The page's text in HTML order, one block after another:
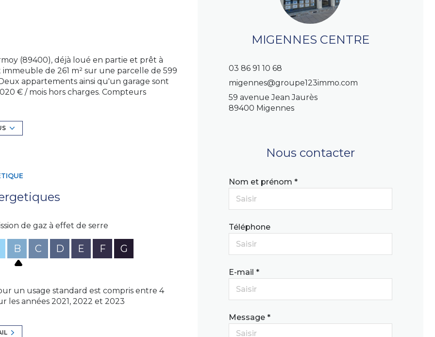
(89400), déjà loué en partie et prêt à
de 261 m² sur une parcelle de 599
appartements ainsi qu'un garage sont
€ / mois hors charges. Compteurs
et accès à la cour commune.
avec buanderie, à l’étage une grande
et salle d’eau avec WC. Cour commune
moi pour organiser une visite ou obtenir plus
Commercial immatriculé au
sont disponibles sur le site
de gaz à effet de serre
B C D E F G
un usage standard est compris entre 4
les années 2021, 2022 et 2023
MIGENNES CENTRE
03 86 91 10 68
migennes@groupe123immo.com
59 avenue Jean Jaurès
89400 Migennes
Nous contacter
Nom et prénom *
Téléphone
E-mail *
Message *